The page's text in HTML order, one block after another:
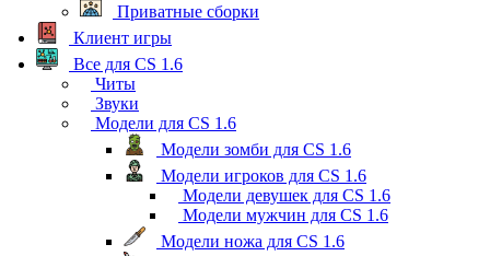
Приватные сборки
Клиент игры
Все для CS 1.6
Читы
Звуки
Модели для CS 1.6
Модели зомби для CS 1.6
Модели игроков для CS 1.6
Модели девушек для CS 1.6
Модели мужчин для CS 1.6
Модели ножа для CS 1.6